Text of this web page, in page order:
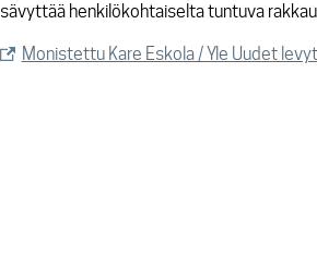
sävyttää henkilökohtaiselta tuntuva
Monistettu Kare Eskola / Yle Uudet